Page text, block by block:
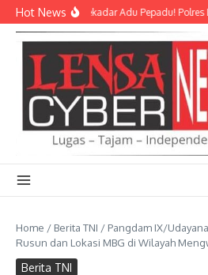
Lewati ke konten
Hot NewsBukan Sekadar Adu Pepadu! Polres
Home / Berita TNI / Pangdam IX/
Rusun dan Lokasi MBG di Wilayah
Berita TNI